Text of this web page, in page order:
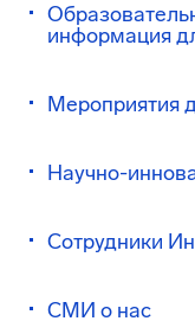
информация
Мероприятия
Научно-
Сотрудники
СМИ о нас